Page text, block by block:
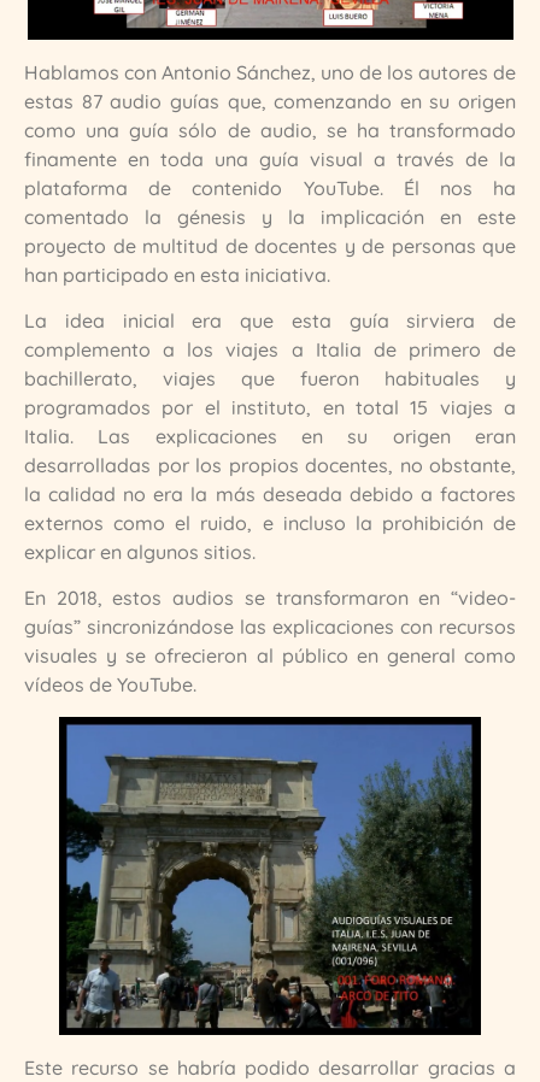
Hablamos con Antonio Sánchez, uno de los autores de
estas 87 audio guías que, comenzando en su origen
como una guía sólo de audio, se ha transformado
finamente en toda una guía visual a través de la
plataforma de contenido YouTube. Él nos ha
comentado la génesis y la implicación en este
proyecto de multitud de docentes y de personas que
han participado en esta iniciativa.
La idea inicial era que esta guía sirviera de
complemento a los viajes a Italia de primero de
bachillerato, viajes que fueron habituales y
programados por el instituto, en total 15 viajes a
Italia. Las explicaciones en su origen eran
desarrolladas por los propios docentes, no obstante,
la calidad no era la más deseada debido a factores
externos como el ruido, e incluso la prohibición de
explicar en algunos sitios.
En 2018, estos audios se transformaron en “video-
guías” sincronizándose las explicaciones con recursos
visuales y se ofrecieron al público en general como
vídeos de YouTube.
Este recurso se habría podido desarrollar gracias a